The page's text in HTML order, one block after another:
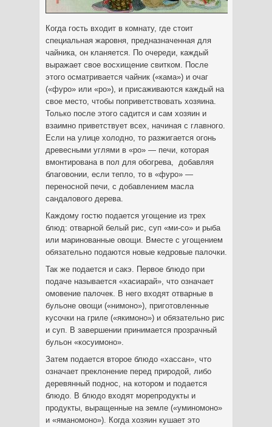
Когда гость входит в комнату, где стоит
специальная жаровня, предназначенная для
чайника, он кланяется. По очереди, каждый
выражает свое восхищение свитком. После
этого осматривается чайник («кама») и очаг
(«фуро» или «ро»), и присаживаются каждый на
свое место, чтобы поприветствовать хозяина.
Только после этого садится и сам хозяин и
взаимно приветствует всех, начиная с главного.
Если на улице холодно, то разжигается огонь
древесными углями в «ро» — печи, которая
вмонтирована в пол для обогрева, добавляя
благовонии, если тепло, то в «фуро» —
переносной печи, с добавлением масла
сандалового дерева.
Каждому гостю подается угощение из трех
блюд: отварной белый рис, суп «ми-со» и рыба
или маринованные овощи. Вместе с угощением
обязательно подаются новые кедровые палочки.
Так же подается и сакэ. Первое блюдо при
подаче называется «хасиарай», что означает
омовение палочек. В него входят отварные в
бульоне овощи («нимоно»), приготовленные
кусочки на гриле («якимоно») и обязательно рис
и суп. В завершении принимается прозрачный
бульон «косуимоно».
Затем подается второе блюдо «хассан», что
означает преклонение перед природой, либо
деревянный поднос, на котором и подается
блюдо. В блюдо входят морепродукты и
продукты, выращенные на земле («уминомоно»
и «яманомоно»). Когда хозяин кушает это